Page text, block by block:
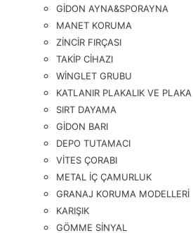
GİDON AYNA&SPORAYNA
MANET KORUMA
ZİNCİR FIRÇASI
TAKİP CİHAZI
WİNGLET GRUBU
KATLANIR PLAKALIK VE PLAKA
SIRT DAYAMA
GİDON BARI
DEPO TUTAMACI
VİTES ÇORABI
METAL İÇ ÇAMURLUK
GRANAJ KORUMA MODELLERİ
KARIŞIK
GÖMME SİNYAL